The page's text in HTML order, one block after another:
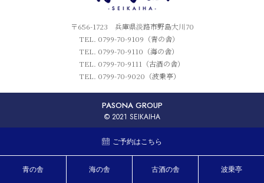
〒656-1723 兵庫県淡路市野島大川70
TEL. 0799-70-9109（青の舎）
TEL. 0799-70-9110（海の舎）
TEL. 0799-70-9111（古酒の舎）
TEL. 0799-70-9020（波乗亭）
PASONA GROUP
© 2021 SEIKAIHA
ご予約はこちら
青の舎 海の舎 古酒の舎 波乗亭